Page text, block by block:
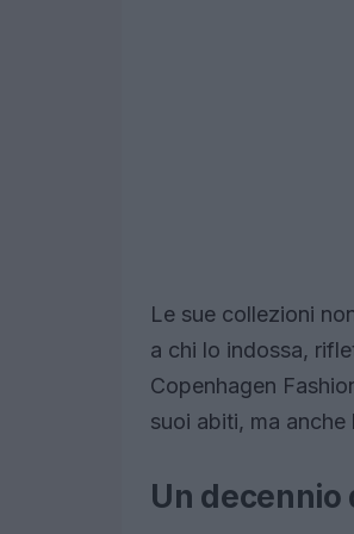
Le sue collezioni
a chi lo indossa,
Copenhagen
suoi abiti, ma
Un decennio